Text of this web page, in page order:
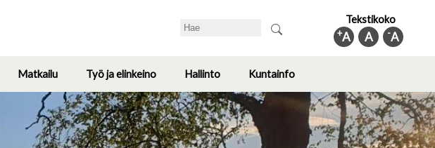
Search Tekstikoko
-A
A
+A
Matkailu
submenu
Työ ja elinkeino
Toggle
submenu
Hallinto
Toggle
submenu
Kuntainfo
submenu